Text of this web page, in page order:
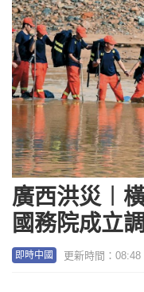
廣西洪災︱
國務院成立
即時中國 更新時間：